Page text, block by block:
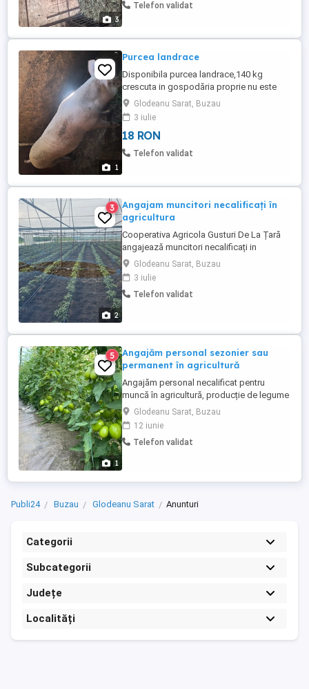
3
Telefon validat
1
Purcea landrace
Disponibila purcea landrace,140 kg
crescuta in gospodăria proprie nu este
luata din ferma in glodeanu sarat județul
Buzău
Glodeanu Sarat, Buzau
3 iulie
18 RON
Telefon validat
2
3
Angajam muncitori necalificați în
agricultura
Cooperativa Agricola Gusturi De La Țară
angajează muncitori necalificați in
agricultura pentru întreținerea si recoltarea
culturilor Punct de lucru Glodeanu Sărat
jud. Buzău
Glodeanu Sarat, Buzau
3 iulie
Telefon validat
1
5
Angajăm personal sezonier sau
permanent în agricultură
Angajăm personal necalificat pentru
muncă în agricultură, producție de legume
în spațiu protejat (sere), cu contract de
muncă, sezonier sau permanent. Lucrările
sunt de întreținere și recoltare, oferim
cazare.
Glodeanu Sarat, Buzau
12 iunie
Telefon validat
Publi24 Buzau Glodeanu Sarat Anunturi
Categorii
Subcategorii
Județe
Localități